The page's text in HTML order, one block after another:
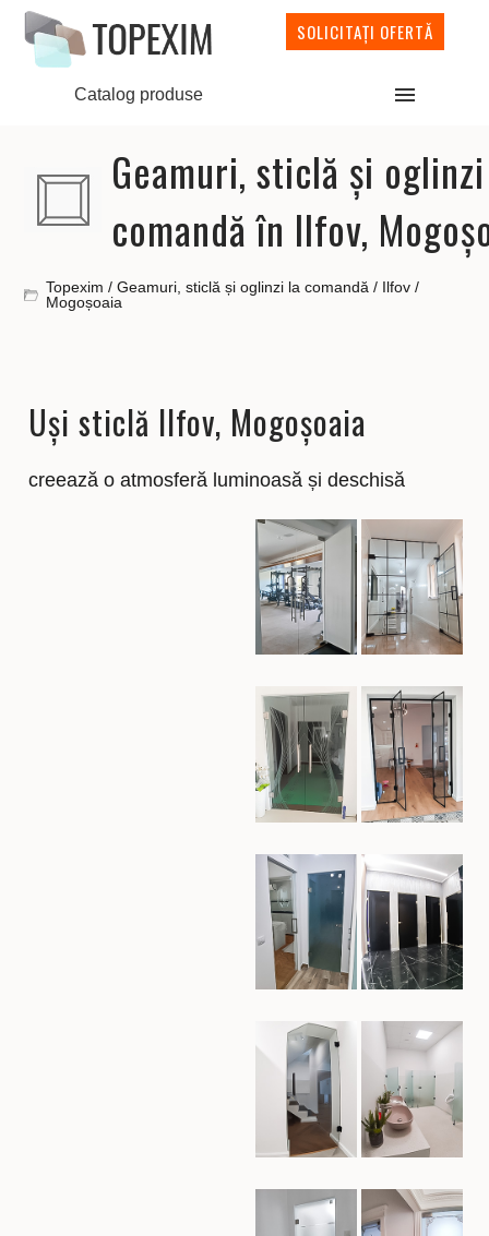
SOLICITAȚI OFERTĂ
Catalog produse
Geamuri, sticlă și
comandă în Ilfov,
Topexim /Geamuri, sticlă și oglinzi la comandă / Ilfov /
Mogoșoaia
Uși sticlă Ilfov, Mogoșoaia
creează o atmosferă luminoasă și deschisă